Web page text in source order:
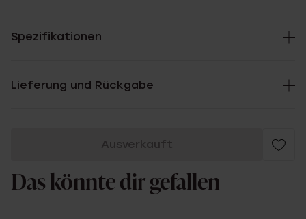
Spezifikationen
Lieferung und Rückgabe
Ausverkauft
Das könnte dir gefallen